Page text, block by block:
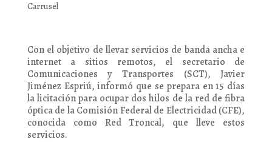
Carrusel
Con el objetivo de llevar servicios de banda ancha e
internet a sitios remotos, el secretario de
Comunicaciones y Transportes (SCT), Javier
Jiménez Espriú, informó que se prepara en 15 días
la licitación para ocupar dos hilos de la red de fibra
óptica de la Comisión Federal de Electricidad (CFE),
conocida como Red Troncal, que lleve estos
servicios.